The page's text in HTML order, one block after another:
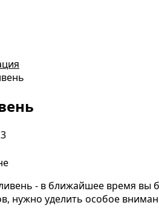
- в ближайшее время вы
нужно уделить особое